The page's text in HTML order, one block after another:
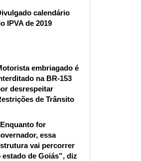
calendário
IPVA de 2019
embriagado é
na BR-153
desrespeitar
de Trânsito
for
essa
vai percorrer
estado de Goiás”, diz